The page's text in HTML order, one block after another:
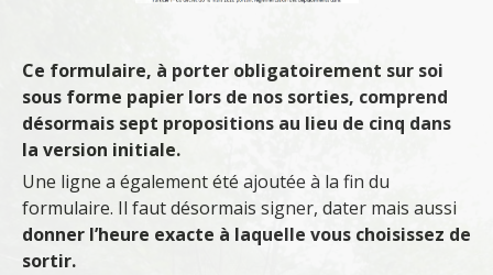
Ce formulaire, à porter obligatoirement sur soi
sous forme papier lors de nos sorties, comprend
désormais sept propositions au lieu de cinq dans
la version initiale.
Une ligne a également été ajoutée à la fin du
formulaire. Il faut désormais signer, dater mais aussi
donner l’heure exacte à laquelle vous choisissez de
sortir.